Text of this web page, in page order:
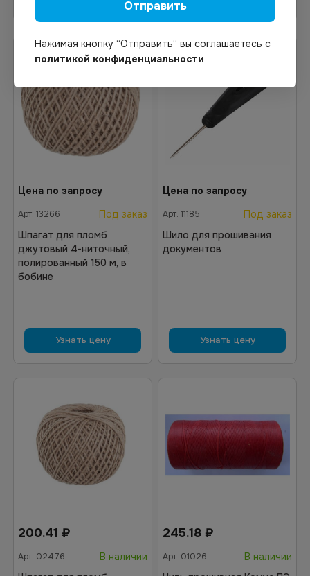
Цена по запросу
Арт. 13266
Под заказ
Шпагат для пломб
джутовый 4-ниточный,
полированный 150 м, в
бобине
Узнать цену
Цена по запросу
Арт. 11185
Под заказ
Шило для прошивания
документов
Узнать цену
200.41 ₽
Арт. 02476
В наличии
245.18 ₽
Арт. 01026
В наличии
Отправить
Нажимая кнопку “Отправить“ вы соглашаетесь с
политикой конфиденциальности